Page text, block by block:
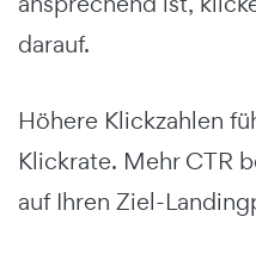
darauf.
Höhere Klickzahlen
Klickrate. Mehr CTR
auf Ihren Ziel-